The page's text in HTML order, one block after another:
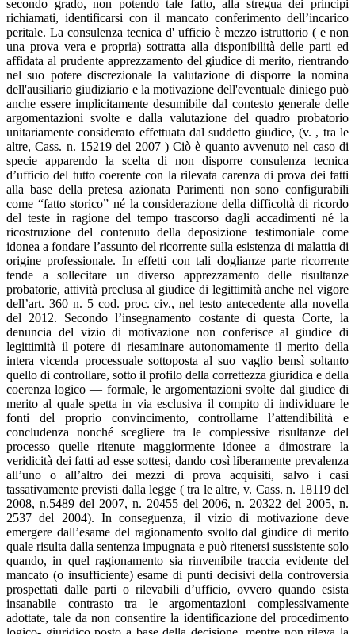
secondo grado, non potendo tale fatto, alla stregua dei principi
richiamati, identificarsi con il mancato conferimento dell’incarico
peritale. La consulenza tecnica d' ufficio è mezzo istruttorio ( e non
una prova vera e propria) sottratta alla disponibilità delle parti ed
affidata al prudente apprezzamento del giudice di merito, rientrando
nel suo potere discrezionale la valutazione di disporre la nomina
dell'ausiliario giudiziario e la motivazione dell'eventuale diniego può
anche essere implicitamente desumibile dal contesto generale delle
argomentazioni svolte e dalla valutazione del quadro probatorio
unitariamente considerato effettuata dal suddetto giudice, (v. , tra le
altre, Cass. n. 15219 del 2007 ) Ciò è quanto avvenuto nel caso di
specie apparendo la scelta di non disporre consulenza tecnica
d’ufficio del tutto coerente con la rilevata carenza di prova dei fatti
alla base della pretesa azionata Parimenti non sono configurabili
come “fatto storico” né la considerazione della difficoltà di ricordo
del teste in ragione del tempo trascorso dagli accadimenti né la
ricostruzione del contenuto della deposizione testimoniale come
idonea a fondare l’assunto del ricorrente sulla esistenza di malattia di
origine professionale. In effetti con tali doglianze parte ricorrente
tende a sollecitare un diverso apprezzamento delle risultanze
probatorie, attività preclusa al giudice di legittimità anche nel vigore
dell’art. 360 n. 5 cod. proc. civ., nel testo antecedente alla novella
del 2012. Secondo l’insegnamento costante di questa Corte, la
denuncia del vizio di motivazione non conferisce al giudice di
legittimità il potere di riesaminare autonomamente il merito della
intera vicenda processuale sottoposta al suo vaglio bensì soltanto
quello di controllare, sotto il profilo della correttezza giuridica e della
coerenza logico — formale, le argomentazioni svolte dal giudice di
merito al quale spetta in via esclusiva il compito di individuare le
fonti del proprio convincimento, controllarne l’attendibilità e
concludenza nonché scegliere tra le complessive risultanze del
processo quelle ritenute maggiormente idonee a dimostrare la
veridicità dei fatti ad esse sottesi, dando così liberamente prevalenza
all’uno o all’altro dei mezzi di prova acquisiti, salvo i casi
tassativamente previsti dalla legge ( tra le altre, v. Cass. n. 18119 del
2008, n.5489 del 2007, n. 20455 del 2006, n. 20322 del 2005, n.
2537 del 2004). In conseguenza, il vizio di motivazione deve
emergere dall’esame del ragionamento svolto dal giudice di merito
quale risulta dalla sentenza impugnata e può ritenersi sussistente solo
quando, in quel ragionamento sia rinvenibile traccia evidente del
mancato (o insufficiente) esame di punti decisivi della controversia
prospettati dalle parti o rilevabili d’ufficio, ovvero quando esista
insanabile contrasto tra le argomentazioni complessivamente
adottate, tale da non consentire la identificazione del procedimento